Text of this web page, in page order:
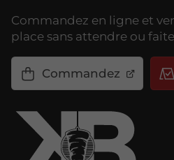
Commandez en ligne et
place sans attendre ou
Commandez